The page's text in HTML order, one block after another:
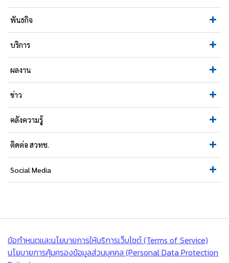
พันธกิจ
บริการ
ผลงาน
ข่าว
คลังความรู้
ติดต่อ สวทช.
Social Media
ข้อกำหนดและนโยบายการให้บริการเว็บไซต์ (Terms of Service)
นโยบายการคุ้มครองข้อมูลส่วนบุคคล (Personal Data Protection